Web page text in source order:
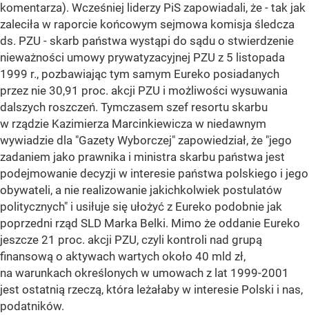
komentarza). Wcześniej liderzy PiS zapowiadali, że - tak jak
zaleciła w raporcie końcowym sejmowa komisja śledcza
ds. PZU - skarb państwa wystąpi do sądu o stwierdzenie
nieważności umowy prywatyzacyjnej PZU z 5 listopada
1999 r., pozbawiając tym samym Eureko posiadanych
przez nie 30,91 proc. akcji PZU i możliwości wysuwania
dalszych roszczeń. Tymczasem szef resortu skarbu
w rządzie Kazimierza Marcinkiewicza w niedawnym
wywiadzie dla "Gazety Wyborczej" zapowiedział, że "jego
zadaniem jako prawnika i ministra skarbu państwa jest
podejmowanie decyzji w interesie państwa polskiego i jego
obywateli, a nie realizowanie jakichkolwiek postulatów
politycznych" i usiłuje się ułożyć z Eureko podobnie jak
poprzedni rząd SLD Marka Belki. Mimo że oddanie Eureko
jeszcze 21 proc. akcji PZU, czyli kontroli nad grupą
finansową o aktywach wartych około 40 mld zł,
na warunkach określonych w umowach z lat 1999-2001
jest ostatnią rzeczą, która leżałaby w interesie Polski i nas,
podatników.